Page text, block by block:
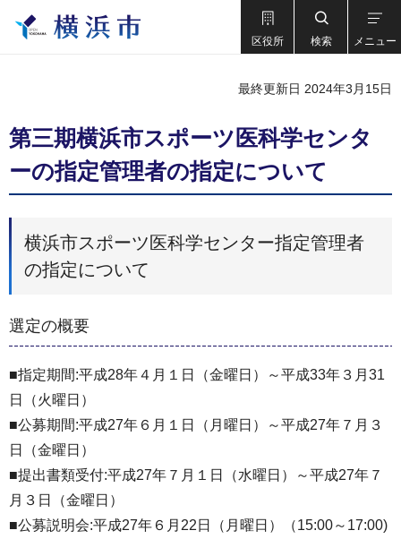
区役所 検索 メニュー
最終更新日 2024年3月15日
第三期横浜市スポーツ医科学センタ
ーの指定管理者の指定について
横浜市スポーツ医科学センター指定管理者
の指定について
選定の概要
■指定期間:平成28年４月１日（金曜日）～平成33年３月31
日（火曜日）
■公募期間:平成27年６月１日（月曜日）～平成27年７月３
日（金曜日）
■提出書類受付:平成27年７月１日（水曜日）～平成27年７
月３日（金曜日）
■公募説明会:平成27年６月22日（月曜日）（15:00～17:00)